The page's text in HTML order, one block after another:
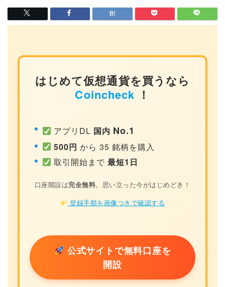
はじめて仮想通貨を買うなら
Coincheck ！
アプリDL 国内 No.1
500円 から 35 銘柄を購入
取引開始まで最短1日
口座開設は完全無料。思い立った今がはじめどき！
登録手順を画像つきで確認する
公式サイトで無料口座を
開設